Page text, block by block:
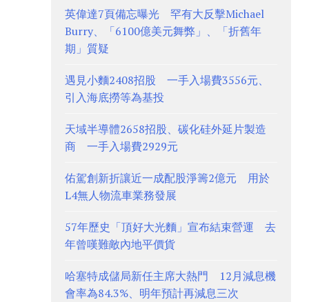
英偉達7頁備忘曝光 罕有大反擊Michael
Burry、「6100億美元舞弊」、「折舊年
期」質疑
遇見小麵2408招股 一手入場費3556元、
引入海底撈等為基投
天域半導體2658招股、碳化硅外延片製造
商 一手入場費2929元
佑駕創新折讓近一成配股淨籌2億元 用於
L4無人物流車業務發展
57年歷史「頂好大光麵」宣布結束營運 去
年曾嘆難敵內地平價貨
哈塞特成儲局新任主席大熱門 12月減息機
會率為84.3%、明年預計再減息三次